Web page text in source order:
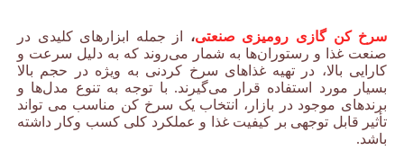
سرخ کن گازی رومیزی صنعتی،
از جمله ابزارهای کلیدی در
صنعت غذا و رستوران‌ها به شمار می‌روند که به دلیل سرعت و
کارایی بالا، در تهیه غذاهای سرخ کردنی به ویژه در حجم بالا
بسیار مورد استفاده قرار می‌گیرند. با توجه به تنوع مدل‌ها و
برندهای موجود در بازار، انتخاب یک سرخ کن مناسب می تواند
تأثیر قابل توجهی بر کیفیت غذا و عملکرد کلی کسب وکار داشته
باشد.